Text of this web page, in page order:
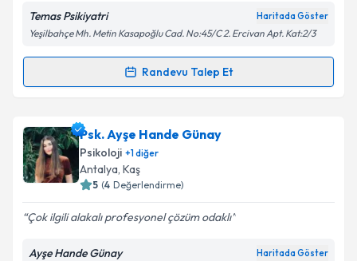
Kişisel verilerimin işlenmesine ilişkinAydınlatma
'ni okudum ve kişisel verilerimin belirtilen
Takvim Talebini Gönder
Temas Psikiyatri Haritada Göster
Yeşilbahçe Mh. Metin Kasapoğlu Cad. No:45/C 2. Ercivan Apt. Kat:2/3
Randevu Talep Et
Randevu Takvimi Talebi
Psk. Gizem Karademir için randevu takvimi talebi
oluşturun. Size bu uzmandan randevu almanız için bir
takvim hazırlandığında e-posta ile bilgilendireceğiz.
Psk. Ayşe Hande Günay
Psikoloji +1diğer
Antalya, Kaş
5 (4 Değerlendirme)
Çok ilgili alakalı profesyonel çözüm odaklı
Ayşe Hande Günay Haritada Göster